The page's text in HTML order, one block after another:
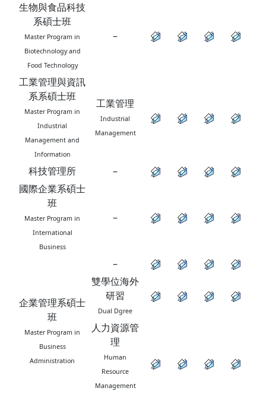
生物與食品科技
系碩士班
Master Program in
Biotechnology and
Food Technology
–
工業管理與資訊
系系碩士班
Master Program in
Industrial
Management and
Information
工業管理
Industrial
Management
科技管理所
–
國際企業系碩士
班
Master Program in
International
Business
–
企業管理系碩士
班
Master Program in
Business
Administration
–
雙學位海外
研習
Dual Dgree
人力資源管
理
Human
Resource
Management